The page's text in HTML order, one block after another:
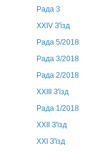
Рада 3
ХХIV З'їзд
Рада 5/2018
Рада 3/2018
Рада 2/2018
XXIII З'їзд
Рада 1/2018
ХХІІ З'їзд
XXI З'їзд